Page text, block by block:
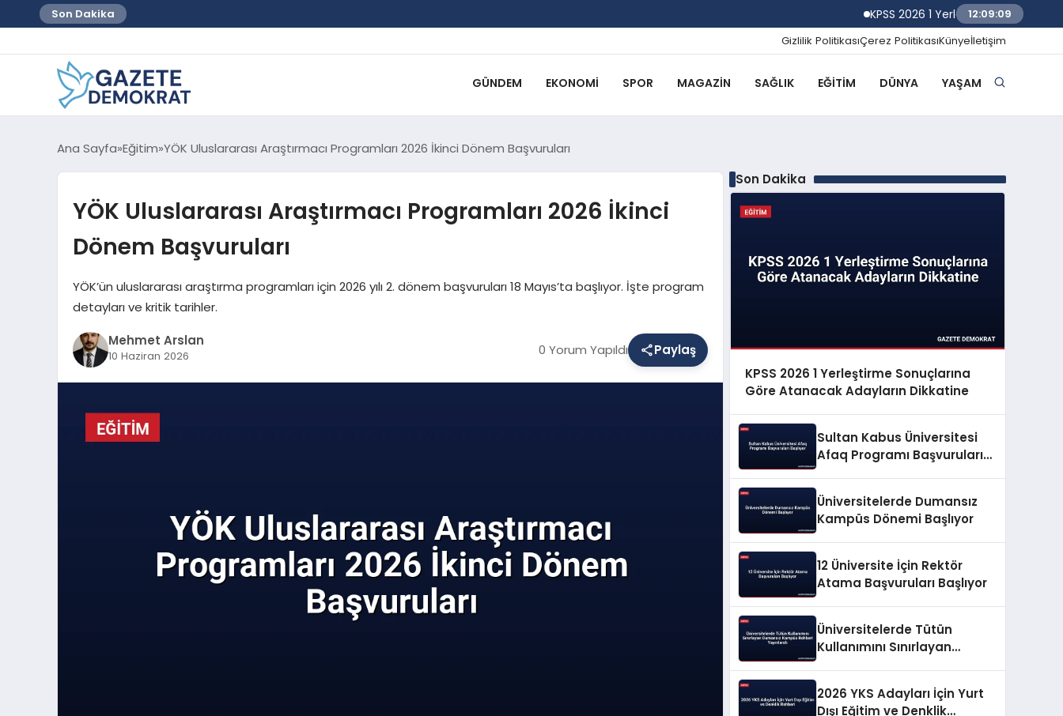
Son Dakika KPSS 2026 1 Yerleştirme Sonuçlarına
12:09:10
Gizlilik PolitikasıÇerez PolitikasıKünyeİletişim
GÜNDEM EKONOMI SPOR MAGAZIN SAĞLIK EĞITIM DÜNYA YAŞAM
Ana Sayfa Eğitim YÖK Uluslararası Araştırmacı Programları 2026 İkinci Dönem Başvuruları
YÖK Uluslararası Araştırmacı Programları 2026 İkinci
Dönem Başvuruları
YÖK’ün uluslararası araştırma programları için 2026 yılı 2. dönem başvuruları 18 Mayıs’ta başlıyor. İşte program
detayları ve kritik tarihler.
Mehmet Arslan
10 Haziran 2026 0 Yorum Yapıldı Paylaş
Son Dakika
KPSS 2026 1 Yerleştirme Sonuçlarına
Göre Atanacak Adayların Dikkatine
Sultan Kabus Üniversitesi
Afaq Programı Başvuruları
Üniversitelerde Dumansız
Kampüs Dönemi Başlıyor
12 Üniversite İçin Rektör
Atama Başvuruları Başlıyor
Üniversitelerde Tütün
Kullanımını Sınırlayan
2026 YKS Adayları İçin Yurt
Dışı Eğitim ve Denklik